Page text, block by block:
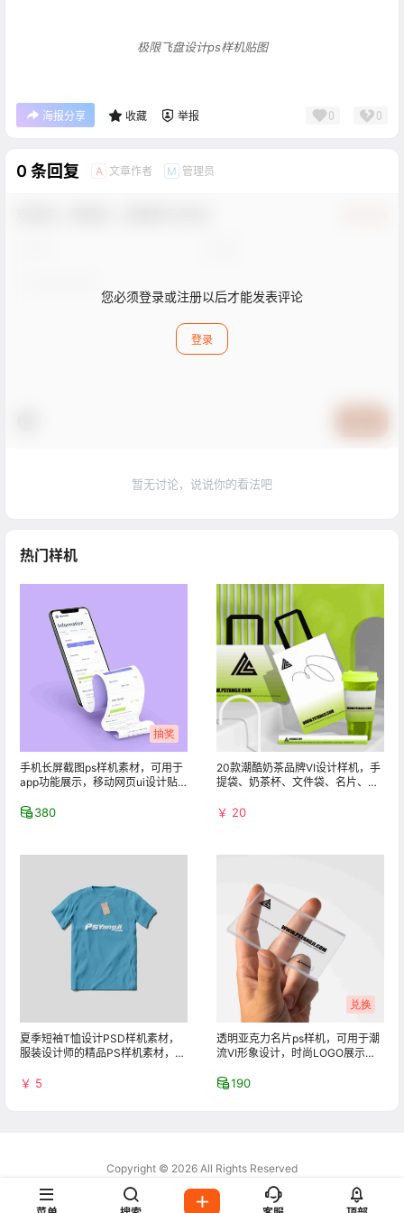
极限飞盘设计ps样机贴图
海报分享 收藏 举报 0 0
0 条回复 A 文章作者 M 管理员
您必须登录或注册以后才能发表评论
登录
暂无讨论，说说你的看法吧
热门样机
抽奖
手机长屏截图ps样机素材，可用于
app功能展示，移动网页ui设计贴
380
20款潮酷奶茶品牌VI设计样机，手
提袋、奶茶杯、文件袋、名片、信
￥ 20
夏季短袖T恤设计PSD样机素材，
服装设计师的精品PS样机素材，满
￥ 5
兑换
透明亚克力名片ps样机，可用于潮
流VI形象设计，时尚LOGO展示，
190
Copyright © 2026 All Rights Reserved
沪ICP备2023017885号-3